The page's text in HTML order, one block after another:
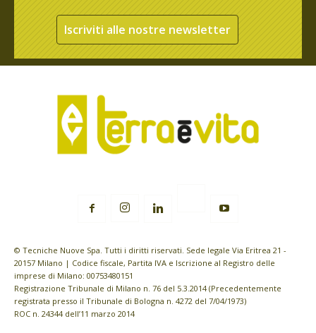
Iscriviti alle nostre newsletter
© Tecniche Nuove Spa. Tutti i diritti riservati. Sede legale Via Eritrea 21 -
20157 Milano | Codice fiscale, Partita IVA e Iscrizione al Registro delle
imprese di Milano: 00753480151
Registrazione Tribunale di Milano n. 76 del 5.3.2014 (Precedentemente
registrata presso il Tribunale di Bologna n. 4272 del 7/04/1973)
ROC n. 24344 dell’11 marzo 2014